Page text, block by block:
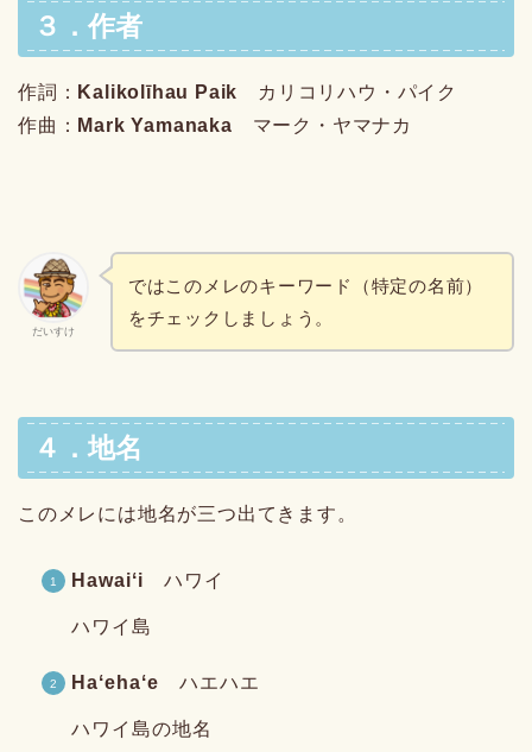
３．作者
作詞： Kalikolīhau Paik カリコリハウ・パイク
作曲： Mark Yamanaka マーク・ヤマナカ
だいすけ
ではこのメレのキーワード（特定の名前）
をチェックしましょう。
４．地名
このメレには地名が三つ出てきます。
Hawaiʻi ハワイ
ハワイ島
Haʻehaʻe ハエハエ
ハワイ島の地名